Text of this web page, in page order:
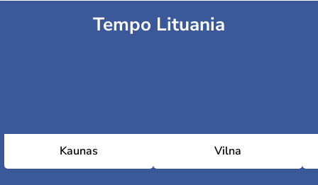
Tempo Lituania
Kaunas Vilna